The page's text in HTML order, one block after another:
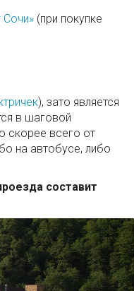
Сочи» (при покупке
), зато является
в шаговой
скорее всего от
на автобусе, либо
составит